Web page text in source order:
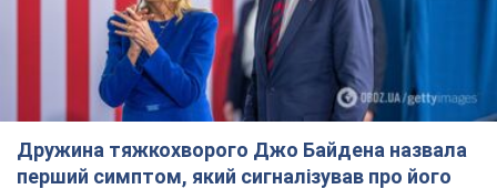
Дружина тяжкохворого Джо Байдена назвала
перший симптом, який сигналізував про його